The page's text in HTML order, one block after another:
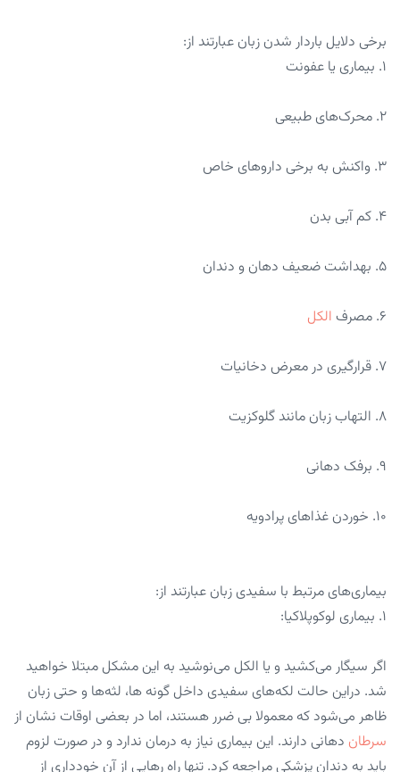
برخی دلایل باردار شدن زبان عبارتند از:
۱. بیماری یا عفونت
۲. محرک‌های طبیعی
۳. واکنش به برخی دارو‌های خاص
۴. کم آبی بدن
۵. بهداشت ضعیف دهان و دندان
۶. مصرف الکل
۷. قرارگیری در معرض دخانیات
۸. التهاب زبان مانند گلوکزیت
۹. برفک دهانی
۱۰. خوردن غذا‌های پرادویه
بیماری‌های مرتبط با سفیدی زبان عبارتند از:
۱. بیماری لوکوپلاکیا:
اگر سیگار می‌کشید و یا الکل می‌نوشید به این مشکل مبتلا خواهید
شد. دراین حالت لکه‌های سفیدی داخل گونه ها، لثه‌ها و حتی زبان
ظاهر می‌شود که معمولا بی ضرر هستند، اما در بعضی اوقات نشان از
سرطان دهانی دارند. این بیماری نیاز به درمان ندارد و در صورت لزوم
باید به دندان پزشکی مراجعه کرد. تنها راه رهایی از آن خودداری از